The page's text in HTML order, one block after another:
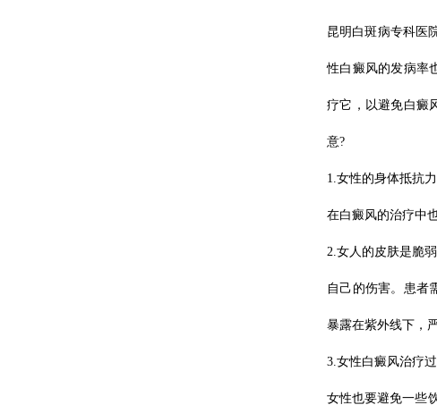
昆明白斑病专科医
性白癜风的发病率
疗它，以避免白癜
意?
1.女性的身体抵抗
在白癜风的治疗中
2.女人的皮肤是脆
自己的伤害。患者
暴露在紫外线下，
3.女性白癜风治疗
女性也要避免一些